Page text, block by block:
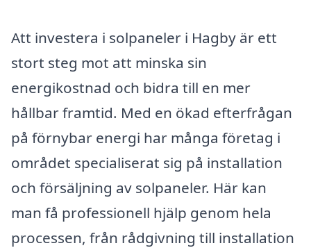
Att investera i solpaneler i Hagby är ett
stort steg mot att minska sin
energikostnad och bidra till en mer
hållbar framtid. Med en ökad efterfrågan
på förnybar energi har många företag i
området specialiserat sig på installation
och försäljning av solpaneler. Här kan
man få professionell hjälp genom hela
processen, från rådgivning till installation